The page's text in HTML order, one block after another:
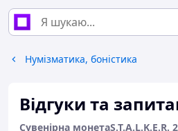
Нумізматика, боністика
Відгуки та
Сувенірна